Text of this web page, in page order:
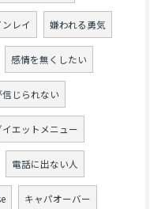
ンレイ 嫌われる勇気
感情を無くしたい
信じられない
イエットメニュー
電話に出ない人
キャパオーバー